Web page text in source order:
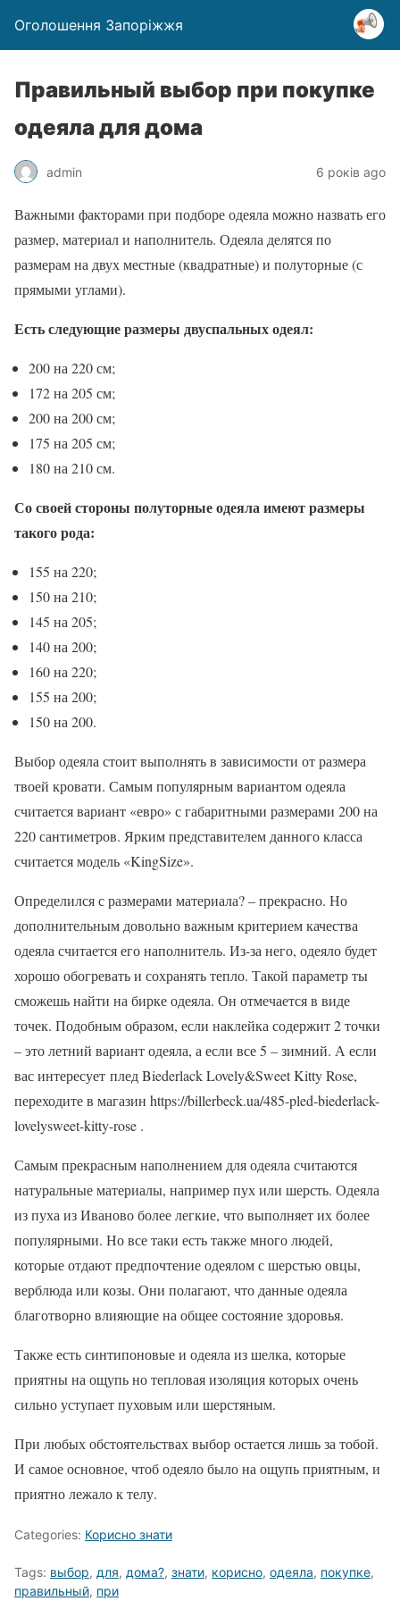
Оголошення Запоріжжя
Правильный выбор при покупке
одеяла для дома
admin 6 років ago
Важными факторами при подборе одеяла можно назвать его
размер, материал и наполнитель. Одеяла делятся по
размерам на двух местные (квадратные) и полуторные (с
прямыми углами).
Есть следующие размеры двуспальных одеял:
200 на 220 см;
172 на 205 см;
200 на 200 см;
175 на 205 см;
180 на 210 см.
Со своей стороны полуторные одеяла имеют размеры
такого рода:
155 на 220;
150 на 210;
145 на 205;
140 на 200;
160 на 220;
155 на 200;
150 на 200.
Выбор одеяла стоит выполнять в зависимости от размера
твоей кровати. Самым популярным вариантом одеяла
считается вариант «евро» с габаритными размерами 200 на
220 сантиметров. Ярким представителем данного класса
считается модель «KingSize».
Определился с размерами материала? – прекрасно. Но
дополнительным довольно важным критерием качества
одеяла считается его наполнитель. Из-за него, одеяло будет
хорошо обогревать и сохранять тепло. Такой параметр ты
сможешь найти на бирке одеяла. Он отмечается в виде
точек. Подобным образом, если наклейка содержит 2 точки
– это летний вариант одеяла, а если все 5 – зимний. А если
вас интересует плед Biederlack Lovely&Sweet Kitty Rose,
переходите в магазин https://billerbeck.ua/485-pled-biederlack-
lovelysweet-kitty-rose .
Самым прекрасным наполнением для одеяла считаются
натуральные материалы, например пух или шерсть. Одеяла
из пуха из Иваново более легкие, что выполняет их более
популярными. Но все таки есть также много людей,
которые отдают предпочтение одеялом с шерстью овцы,
верблюда или козы. Они полагают, что данные одеяла
благотворно влияющие на общее состояние здоровья.
Также есть синтипоновые и одеяла из шелка, которые
приятны на ощупь но тепловая изоляция которых очень
сильно уступает пуховым или шерстяным.
При любых обстоятельствах выбор остается лишь за тобой.
И самое основное, чтоб одеяло было на ощупь приятным, и
приятно лежало к телу.
Categories: Корисно знати
Tags: выбор, для, дома?, знати, корисно, одеяла, покупке,
правильный, при